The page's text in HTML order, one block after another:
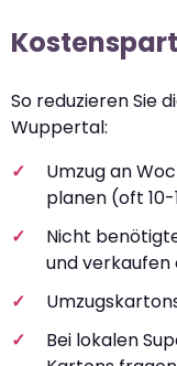
So reduzieren Sie
Wuppertal:
Umzug an
planen (oft 10-
Nicht
und
Bei lokalen